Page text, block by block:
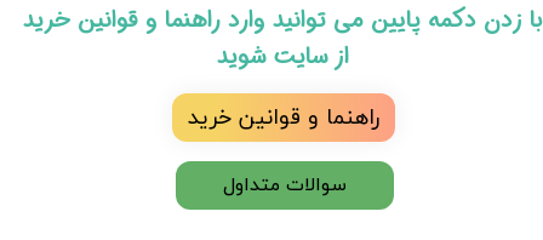
​​با زدن دکمه پایین می توانید وارد راهنما و قوانین خرید
از سایت شوید
راهنما و قوانین خرید
سوالات متداول